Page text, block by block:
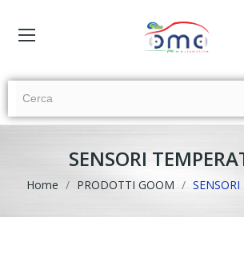
SENSORI
Home PRODOTTI GOOM